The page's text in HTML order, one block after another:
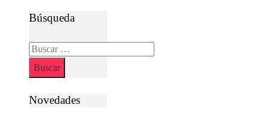
Búsqueda
Buscar:
Novedades